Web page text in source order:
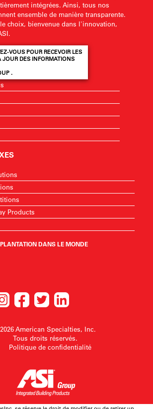
intégrées. Ainsi, tous nos
ensemble de manière transparente.
choix, bienvenue dans l'innovation,
VOUS POUR RECEVOIR LES
JOUR DES INFORMATIONS
.
Products
DANS LE MONDE
American Specialties, Inc.
Tous droits réservés.
Politique de confidentialité